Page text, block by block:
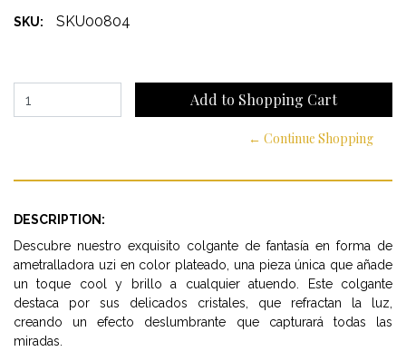
SKU: SKU00804
← Continue Shopping
DESCRIPTION:
Descubre nuestro exquisito colgante de fantasía en forma de
ametralladora uzi en color plateado, una pieza única que añade
un toque cool y brillo a cualquier atuendo. Este colgante
destaca por sus delicados cristales, que refractan la luz,
creando un efecto deslumbrante que capturará todas las
miradas.